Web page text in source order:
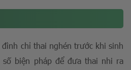
chỉ thai nghén trước khi sinh
số biện pháp để đưa thai nhi ra